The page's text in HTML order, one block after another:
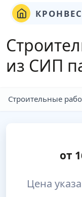
из СИП
Строительные
от
Цена